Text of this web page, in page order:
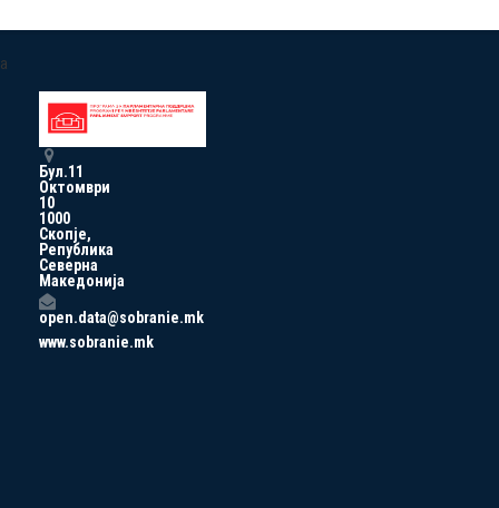
a
Бул.11
Октомври
10
1000
Скопје,
Република
Северна
Македонија
open.data@sobranie.mk
www.sobranie.mk